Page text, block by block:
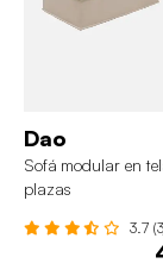
Dao
Sofá modular en
plazas
3.7